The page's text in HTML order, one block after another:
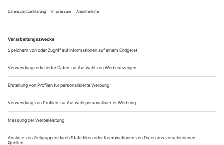
der Seite „Mein Konto/Meine Bestellungen“ auf
des erworbenen Bezugszeitraumes automatisch in Kraft.
Aus steuerlichen Gründen abweichende Preise für Käufe
außerhalb Deutschlands (Endpreis vor Auslösen der Bestellung
ersichtlich)
9,99 €